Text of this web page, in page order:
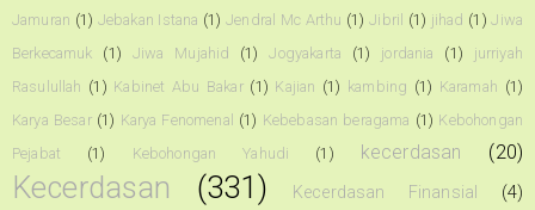
Jamuran (1) Jebakan Istana (1) Jendral Mc Arthu (1) Jibril (1) jihad (1) Jiwa
Berkecamuk
(1) Jiwa Mujahid (1) Jogyakarta (1) jordania (1)
jurriyah
Rasulullah (1) Kabinet Abu Bakar (1) Kajian (1) kambing (1) Karamah (1)
Karya Besar (1) Karya Fenomenal (1) Kebebasan beragama (1) Kebohongan
Pejabat
(1) Kebohongan Yahudi (1) kecerdasan (20)
Kecerdasan (331) Kecerdasan Finansial (4)